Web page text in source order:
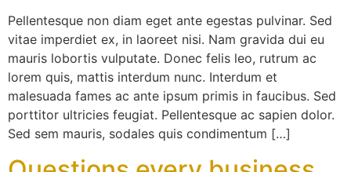
Pellentesque non diam eget ante egestas pulvinar. Sed
vitae imperdiet ex, in laoreet nisi. Nam gravida dui eu
mauris lobortis vulputate. Donec felis leo, rutrum ac
lorem quis, mattis interdum nunc. Interdum et
malesuada fames ac ante ipsum primis in faucibus. Sed
porttitor ultricies feugiat. Pellentesque ac sapien dolor.
Sed sem mauris, sodales quis condimentum […]